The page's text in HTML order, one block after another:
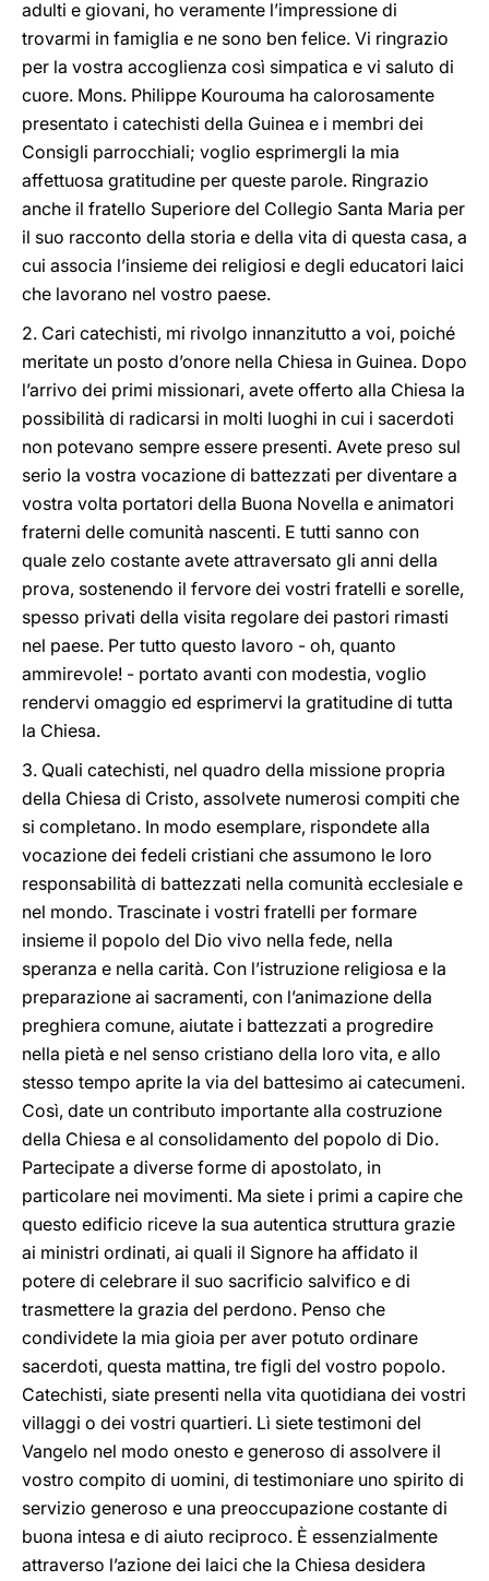
adulti e giovani, ho veramente l’impressione di
trovarmi in famiglia e ne sono ben felice. Vi ringrazio
per la vostra accoglienza così simpatica e vi saluto di
cuore. Mons. Philippe Kourouma ha calorosamente
presentato i catechisti della Guinea e i membri dei
Consigli parrocchiali; voglio esprimergli la mia
affettuosa gratitudine per queste parole. Ringrazio
anche il fratello Superiore del Collegio Santa Maria per
il suo racconto della storia e della vita di questa casa, a
cui associa l’insieme dei religiosi e degli educatori laici
che lavorano nel vostro paese.
2. Cari catechisti, mi rivolgo innanzitutto a voi, poiché
meritate un posto d’onore nella Chiesa in Guinea. Dopo
l’arrivo dei primi missionari, avete offerto alla Chiesa la
possibilità di radicarsi in molti luoghi in cui i sacerdoti
non potevano sempre essere presenti. Avete preso sul
serio la vostra vocazione di battezzati per diventare a
vostra volta portatori della Buona Novella e animatori
fraterni delle comunità nascenti. E tutti sanno con
quale zelo costante avete attraversato gli anni della
prova, sostenendo il fervore dei vostri fratelli e sorelle,
spesso privati della visita regolare dei pastori rimasti
nel paese. Per tutto questo lavoro - oh, quanto
ammirevole! - portato avanti con modestia, voglio
rendervi omaggio ed esprimervi la gratitudine di tutta
la Chiesa.
3. Quali catechisti, nel quadro della missione propria
della Chiesa di Cristo, assolvete numerosi compiti che
si completano. In modo esemplare, rispondete alla
vocazione dei fedeli cristiani che assumono le loro
responsabilità di battezzati nella comunità ecclesiale e
nel mondo. Trascinate i vostri fratelli per formare
insieme il popolo del Dio vivo nella fede, nella
speranza e nella carità. Con l’istruzione religiosa e la
preparazione ai sacramenti, con l’animazione della
preghiera comune, aiutate i battezzati a progredire
nella pietà e nel senso cristiano della loro vita, e allo
stesso tempo aprite la via del battesimo ai catecumeni.
Così, date un contributo importante alla costruzione
della Chiesa e al consolidamento del popolo di Dio.
Partecipate a diverse forme di apostolato, in
particolare nei movimenti. Ma siete i primi a capire che
questo edificio riceve la sua autentica struttura grazie
ai ministri ordinati, ai quali il Signore ha affidato il
potere di celebrare il suo sacrificio salvifico e di
trasmettere la grazia del perdono. Penso che
condividete la mia gioia per aver potuto ordinare
sacerdoti, questa mattina, tre figli del vostro popolo.
Catechisti, siate presenti nella vita quotidiana dei vostri
villaggi o dei vostri quartieri. Lì siete testimoni del
Vangelo nel modo onesto e generoso di assolvere il
vostro compito di uomini, di testimoniare uno spirito di
servizio generoso e una preoccupazione costante di
buona intesa e di aiuto reciproco. È essenzialmente
attraverso l’azione dei laici che la Chiesa desidera